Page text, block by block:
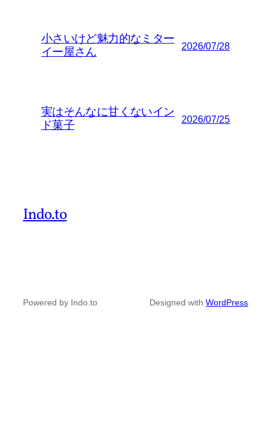
小さいけど魅力的なミター
イー屋さん
2026/07/28
実はそんなに甘くないイン
ド菓子
2026/07/25
Indo.to
Powered by Indo.to Designed with WordPress